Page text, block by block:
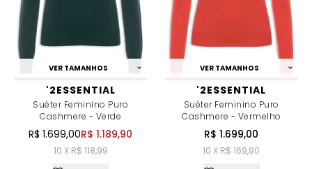
VER TAMANHOS
'2ESSENTIAL
Suéter Feminino Puro
Cashmere - Verde
R$ 1.699,00R$ 1.189,90
10 X R$ 118,99
VER TAMANHOS
'2ESSENTIAL
Suéter Feminino Puro
Cashmere - Vermelho
R$ 1.699,00
10 X R$ 169,90